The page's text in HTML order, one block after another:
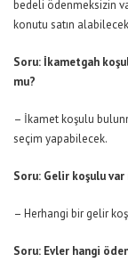
bedeli ödenmeksizin
konutu satın
Soru: İkametgah
mu?
– İkamet koşulu
seçim yapabilecek.
Soru: Gelir koşulu var
– Herhangi bir gelir
Soru: Evler hangi